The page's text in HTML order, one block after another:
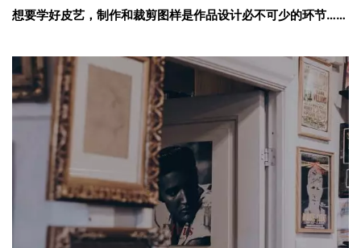
想要学好皮艺，制作和裁剪图样是作品设计必不可少的环节……